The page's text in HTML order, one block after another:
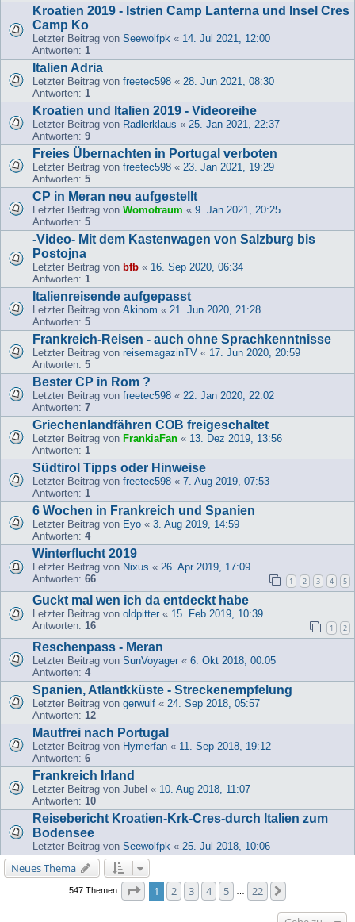
Kroatien 2019 - Istrien Camp Lanterna und Insel Cres
Camp Ko
Letzter Beitrag von Seewolfpk « 14. Jul 2021, 12:00
Antworten: 1
Italien Adria
Letzter Beitrag von freetec598 « 28. Jun 2021, 08:30
Antworten: 1
Kroatien und Italien 2019 - Videoreihe
Letzter Beitrag von Radlerklaus « 25. Jan 2021, 22:37
Antworten: 9
Freies Übernachten in Portugal verboten
Letzter Beitrag von freetec598 « 23. Jan 2021, 19:29
Antworten: 5
CP in Meran neu aufgestellt
Letzter Beitrag von Womotraum « 9. Jan 2021, 20:25
Antworten: 5
-Video- Mit dem Kastenwagen von Salzburg bis
Postojna
Letzter Beitrag von bfb « 16. Sep 2020, 06:34
Antworten: 1
Italienreisende aufgepasst
Letzter Beitrag von Akinom « 21. Jun 2020, 21:28
Antworten: 5
Frankreich-Reisen - auch ohne Sprachkenntnisse
Letzter Beitrag von reisemagazinTV « 17. Jun 2020, 20:59
Antworten: 5
Bester CP in Rom ?
Letzter Beitrag von freetec598 « 22. Jan 2020, 22:02
Antworten: 7
Griechenlandfähren COB freigeschaltet
Letzter Beitrag von FrankiaFan « 13. Dez 2019, 13:56
Antworten: 1
Südtirol Tipps oder Hinweise
Letzter Beitrag von freetec598 « 7. Aug 2019, 07:53
Antworten: 1
6 Wochen in Frankreich und Spanien
Letzter Beitrag von Eyo « 3. Aug 2019, 14:59
Antworten: 4
Winterflucht 2019
Letzter Beitrag von Nixus « 26. Apr 2019, 17:09
Antworten: 66 1 2 3 4 5
Guckt mal wen ich da entdeckt habe
Letzter Beitrag von oldpitter « 15. Feb 2019, 10:39
Antworten: 16 1 2
Reschenpass - Meran
Letzter Beitrag von SunVoyager « 6. Okt 2018, 00:05
Antworten: 4
Spanien, Atlantkküste - Streckenempfelung
Letzter Beitrag von gerwulf « 24. Sep 2018, 05:57
Antworten: 12
Mautfrei nach Portugal
Letzter Beitrag von Hymerfan « 11. Sep 2018, 19:12
Antworten: 6
Frankreich Irland
Letzter Beitrag von Jubel « 10. Aug 2018, 11:07
Antworten: 10
Reisebericht Kroatien-Krk-Cres-durch Italien zum
Bodensee
Letzter Beitrag von Seewolfpk « 25. Jul 2018, 10:06
Neues Thema
547 Themen Seite von
1 2 3 4 5 22